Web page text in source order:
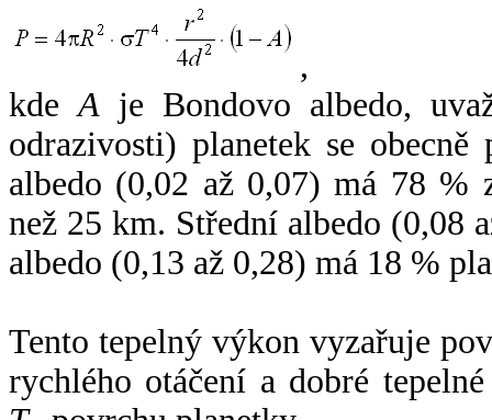
,
kdeA je Bondovo albedo,
odrazivosti) planetek se
albedo (0,02 až 0,07) má 78 %
než 25 km. Střední albedo (0,08
albedo (0,13 až 0,28) má 18 %
Tento tepelný výkon vyzařuje
rychlého otáčení a dobré